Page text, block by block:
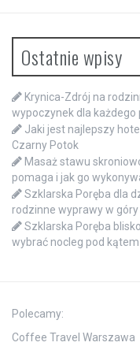
Ostatnie wpisy
Krynica-Zdrój na
wypoczynek dla każdego
Jaki jest najlepszy
Czarny Potok
Masaż stawu
pomaga i jak go
Szklarska Poręba dla
rodzinne wyprawy w góry
Szklarska Poręba
wybrać nocleg pod
Polecamy:
Coffee Travel Warszawa